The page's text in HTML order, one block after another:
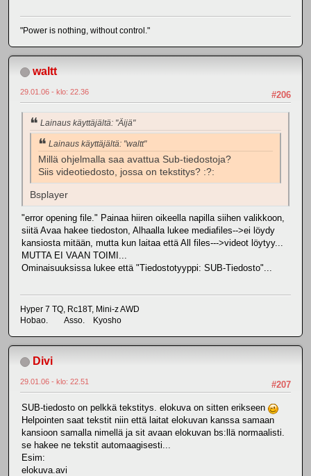
"Power is nothing, without control."
waltt
#206
29.01.06 - klo: 22.36
Lainaus käyttäjältä: "Äijä"
Lainaus käyttäjältä: "waltt"
Millä ohjelmalla saa avattua Sub-tiedostoja?
Siis videotiedosto, jossa on tekstitys? :?:
Bsplayer
"error opening file." Painaa hiiren oikeella napilla siihen valikkoon,
siitä Avaa hakee tiedoston, Alhaalla lukee mediafiles-->ei löydy
kansiosta mitään, mutta kun laitaa että All files--->videot löytyy...
MUTTA EI VAAN TOIMI...
Ominaisuuksissa lukee että "Tiedostotyyppi: SUB-Tiedosto"...
Hyper 7 TQ, Rc18T, Mini-z AWD
Hobao. Asso. Kyosho
Divi
#207
29.01.06 - klo: 22.51
SUB-tiedosto on pelkkä tekstitys. elokuva on sitten erikseen
Helpointen saat tekstit niin että laitat elokuvan kanssa samaan
kansioon samalla nimellä ja sit avaan elokuvan bs:llä normaalisti.
se hakee ne tekstit automaagisesti...
Esim:
elokuva.avi